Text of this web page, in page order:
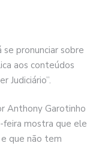
se pronunciar sobre
aos conteúdos
Judiciário”.
Anthony Garotinho
feira mostra que ele
que não tem